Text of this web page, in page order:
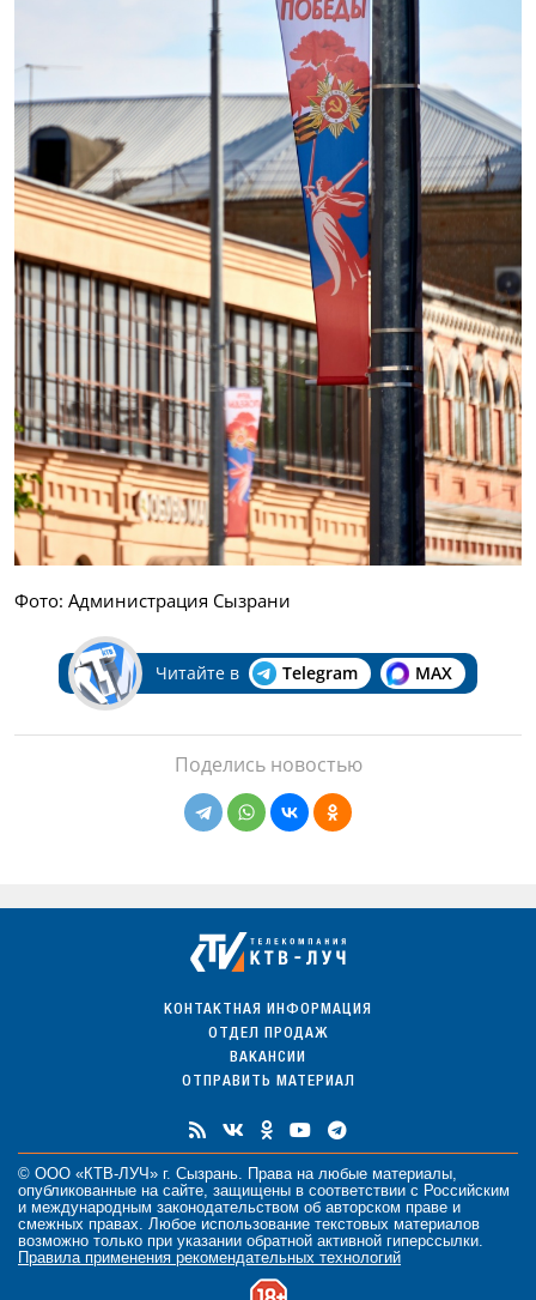
Фото: Администрация Сызрани
Читайте в Telegram MAX
Поделись новостью
КОНТАКТНАЯ ИНФОРМАЦИЯ
ОТДЕЛ ПРОДАЖ
ВАКАНСИИ
ОТПРАВИТЬ МАТЕРИАЛ
© ООО «КТВ-ЛУЧ» г. Сызрань. Права на любые материалы,
опубликованные на сайте, защищены в соответствии с Российским
и международным законодательством об авторском праве и
смежных правах. Любое использование текстовых материалов
возможно только при указании обратной активной гиперссылки.
Правила применения рекомендательных технологий